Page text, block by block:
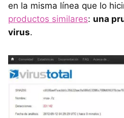
en la misma línea que lo
productos similares: una
virus.